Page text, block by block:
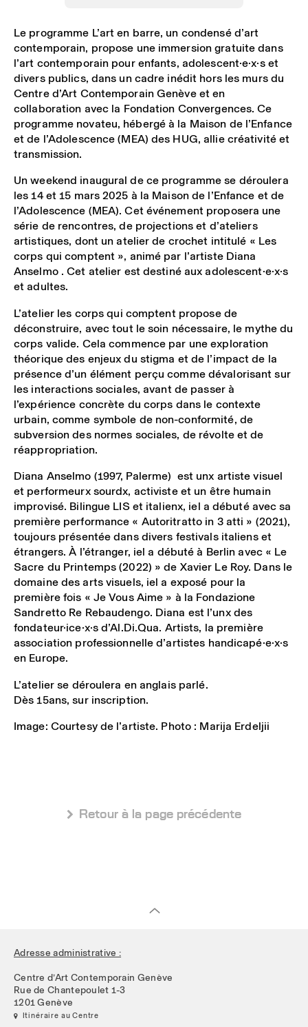
Le programme L’art en barre, un condensé d’art
contemporain, propose une immersion gratuite dans
l’art contemporain pour enfants, adolescent·e·x·s et
divers publics, dans un cadre inédit hors les murs du
Centre d’Art Contemporain Genève et en
collaboration avec la Fondation Convergences. Ce
programme novateu, hébergé à la Maison de l’Enfance
et de l’Adolescence (MEA) des HUG, allie créativité et
transmission.
Un weekend inaugural de ce programme se déroulera
les 14 et 15 mars 2025 à la Maison de l’Enfance et de
l’Adolescence (MEA). Cet événement proposera une
série de rencontres, de projections et d’ateliers
artistiques, dont un atelier de crochet intitulé « Les
corps qui comptent », animé par l’artiste Diana
Anselmo . Cet atelier est destiné aux adolescent·e·x·s
et adultes.
L’atelier les corps qui comptent propose de
déconstruire, avec tout le soin nécessaire, le mythe du
corps valide. Cela commence par une exploration
théorique des enjeux du stigma et de l’impact de la
présence d’un élément perçu comme dévalorisant sur
les interactions sociales, avant de passer à
l’expérience concrète du corps dans le contexte
urbain, comme symbole de non-conformité, de
subversion des normes sociales, de révolte et de
réappropriation.
Diana Anselmo (1997, Palerme) est unx artiste visuel
et performeurx sourdx, activiste et un être humain
improvisé. Bilingue LIS et italienx, iel a débuté avec sa
première performance « Autoritratto in 3 atti » (2021),
toujours présentée dans divers festivals italiens et
étrangers. À l’étranger, iel a débuté à Berlin avec « Le
Sacre du Printemps (2022) » de Xavier Le Roy. Dans le
domaine des arts visuels, iel a exposé pour la
première fois « Je Vous Aime » à la Fondazione
Sandretto Re Rebaudengo. Diana est l’unx des
fondateur·ice·x·s d’Al.Di.Qua. Artists, la première
association professionnelle d’artistes handicapé·e·x·s
en Europe.
L’atelier se déroulera en anglais parlé.
Dès 15ans, sur inscription.
Image: Courtesy de l’artiste. Photo : Marija Erdeljii
 Retour à la page précédente
Adresse administrative :
Centre d’Art Contemporain Genève
Rue de Chantepoulet 1-3
1201 Genève
 Itinéraire au Centre